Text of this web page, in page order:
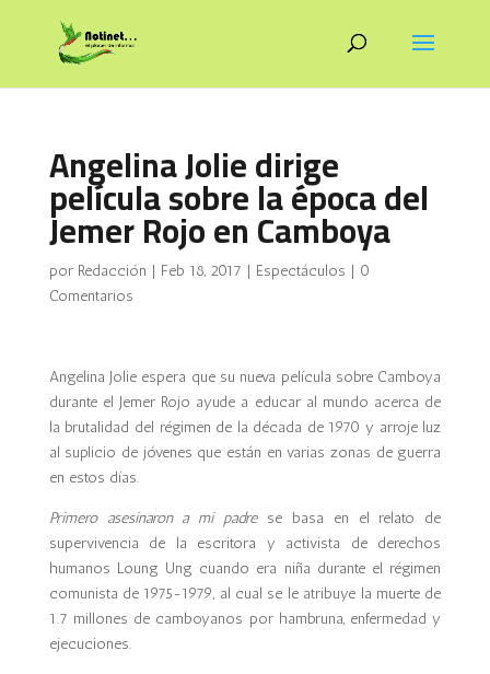
Angelina Jolie dirige
película sobre la época del
Jemer Rojo en Camboya
por Redacción | Feb 18, 2017 | Espectáculos | 0
Comentarios
Angelina Jolie espera que su nueva película sobre Camboya
durante el Jemer Rojo ayude a educar al mundo acerca de
la brutalidad del régimen de la década de 1970 y arroje luz
al suplicio de jóvenes que están en varias zonas de guerra
en estos días.
Primero asesinaron a mi padrese basa en el relato de
supervivencia de la escritora y activista de derechos
humanos Loung Ung cuando era niña durante el régimen
comunista de 1975-1979, al cual se le atribuye la muerte de
1.7 millones de camboyanos por hambruna, enfermedad y
ejecuciones.